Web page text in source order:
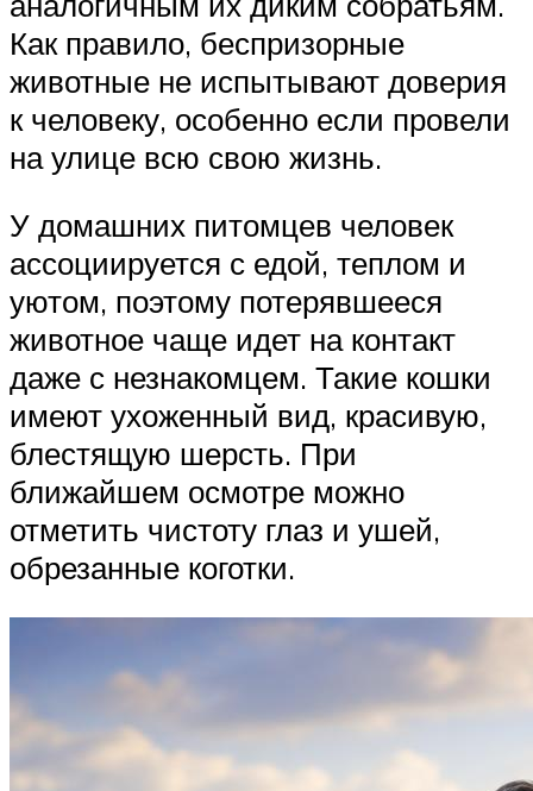
Как правило, беспризорные
животные не испытывают доверия
к человеку, особенно если провели
на улице всю свою жизнь.
У домашних питомцев человек
ассоциируется с едой, теплом и
уютом, поэтому потерявшееся
животное чаще идет на контакт
даже с незнакомцем. Такие кошки
имеют ухоженный вид, красивую,
блестящую шерсть. При
ближайшем осмотре можно
отметить чистоту глаз и ушей,
обрезанные коготки.